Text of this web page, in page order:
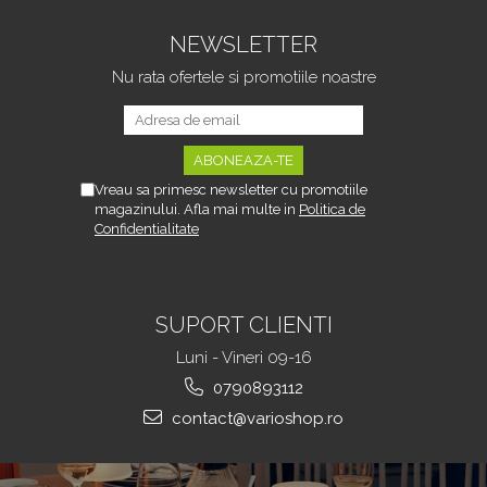
Fereastra Observare,
Sectiuni Laterale tip
Hamac, Antialunecare, I
NEWSLETTER
Nu rata ofertele si promotiile noastre
Vreau sa primesc newsletter cu promotiile
magazinului. Afla mai multe in Politica de
Confidentialitate
SUPORT CLIENTI
Luni - Vineri 09-16
0790893112
contact@varioshop.ro